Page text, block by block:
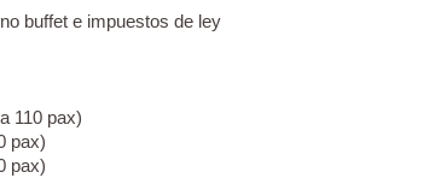
buffet e impuestos de ley
110 pax)
pax)
pax)